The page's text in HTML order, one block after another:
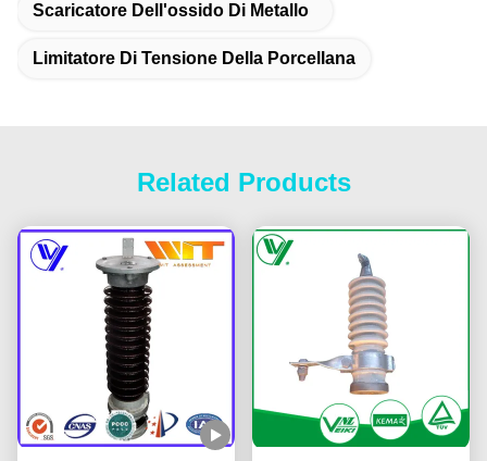
Scaricatore Dell'ossido Di Metallo
Limitatore Di Tensione Della Porcellana
Related Products